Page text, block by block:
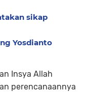
sikap
Yosdianto
Insya Allah
perencanaannya